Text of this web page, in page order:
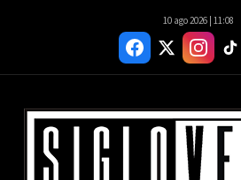
10 ago 2026 | 11:08